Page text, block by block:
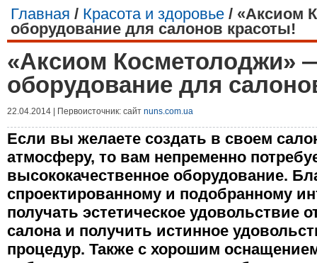
Главная / Красота и здоровье / «Аксиом
оборудование для салонов красоты!
«Аксиом Косметолоджи»
оборудование для
22.04.2014 | Первоисточник: сайт nuns.com.ua
Если вы желаете создать в своем
атмосферу, то вам непременно
высококачественное оборудование.
спроектированному и подобранному
получать эстетическое удовольствие
салона и получить истинное
процедур. Также с хорошим